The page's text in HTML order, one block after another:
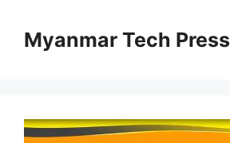
contentMyanmar Tech Press